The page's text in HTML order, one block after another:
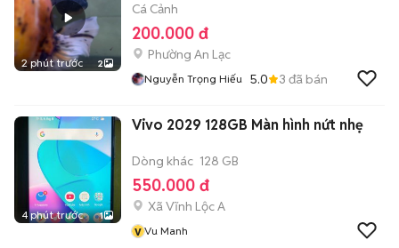
2 phút trước 2
Cá Cảnh
200.000 đ
Phường An Lạc
Nguyễn Trọng Hiếu 5.0 3 đã bán
4 phút trước 1
Vivo 2029 128GB Màn hình nứt nhẹ
Dòng khác 128 GB
550.000 đ
Xã Vĩnh Lộc A
v Vu Manh